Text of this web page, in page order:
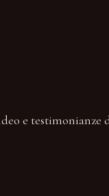
e testimonianze